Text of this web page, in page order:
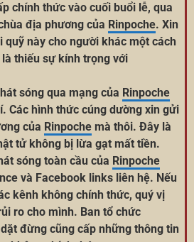
chính thức vào cuối buổi lễ, qua
địa phương của Rinpoche. Xin
quỹ này cho người khác một cách
thiếu sự kính trọng với
sóng qua mạng của Rinpoche
Các hình thức cúng dường xin gửi
của Rinpoche mà thôi. Đây là
tử không bị lừa gạt mất tiền.
sóng toàn cầu của Rinpoche
và Facebook links liên hệ. Nếu
kênh không chính thức, quý vị
ro cho mình. Ban tổ chức
đừng cũng cấp những thông tin